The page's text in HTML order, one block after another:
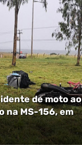
de moto ao
na MS-156, em